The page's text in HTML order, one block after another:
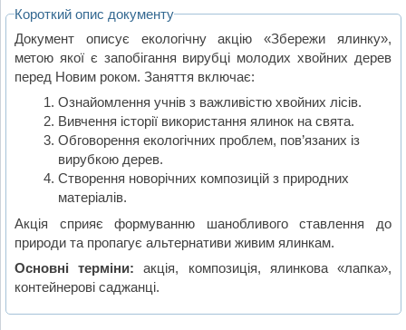
Короткий опис документу
Документ описує екологічну акцію «Збережи ялинку»,
метою якої є запобігання вирубці молодих хвойних дерев
перед Новим роком. Заняття включає:
Ознайомлення учнів з важливістю хвойних лісів.
Вивчення історії використання ялинок на свята.
Обговорення екологічних проблем, пов’язаних із
вирубкою дерев.
Створення новорічних композицій з природних
матеріалів.
Акція сприяє формуванню шанобливого ставлення до
природи та пропагує альтернативи живим ялинкам.
Основні терміни: акція, композиція, ялинкова «лапка»,
контейнерові саджанці.